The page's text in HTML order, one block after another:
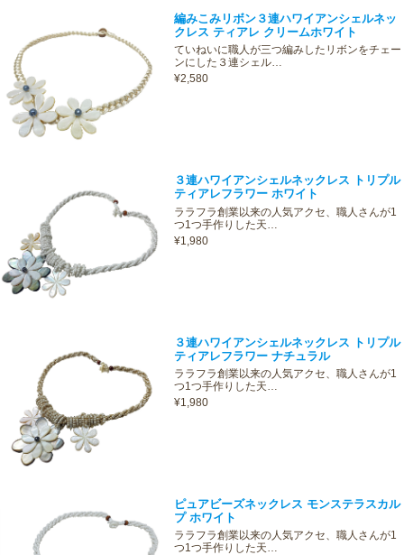
編みこみリボン３連ハワイアンシェルネッ
クレス ティアレ クリームホワイト
ていねいに職人が三つ編みしたリボンをチェー
ンにした３連シェル…
¥2,580
３連ハワイアンシェルネックレス トリプル
ティアレフラワー ホワイト
ララフラ創業以来の人気アクセ、職人さんが1
つ1つ手作りした天…
¥1,980
３連ハワイアンシェルネックレス トリプル
ティアレフラワー ナチュラル
ララフラ創業以来の人気アクセ、職人さんが1
つ1つ手作りした天…
¥1,980
ピュアビーズネックレス モンステラスカル
プ ホワイト
ララフラ創業以来の人気アクセ、職人さんが1
つ1つ手作りした天…